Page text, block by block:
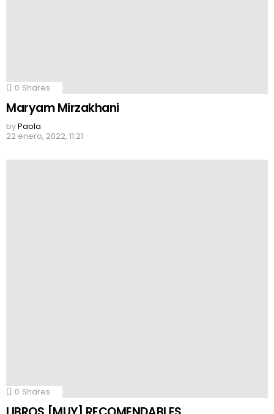
0 Shares
Maryam Mirzakhani
byPaola
22 enero, 2022, 11:21
0 Shares